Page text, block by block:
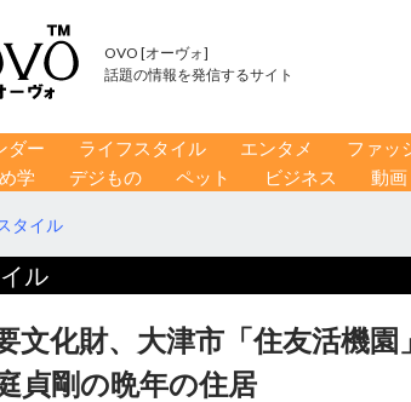
OVO [オーヴォ]
話題の情報を発信するサイト
ダー ライフスタイル エンタメ ファッ
学 デジもの ペット ビジネス 動画
タイル
ル
文化財、大津市「住友活機
貞剛の晩年の住居